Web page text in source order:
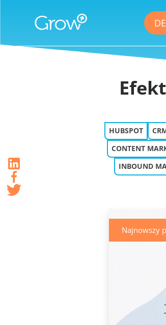
Grow International Blog
HUBSPOT
CONTENT
INBOUND
Najnowszy